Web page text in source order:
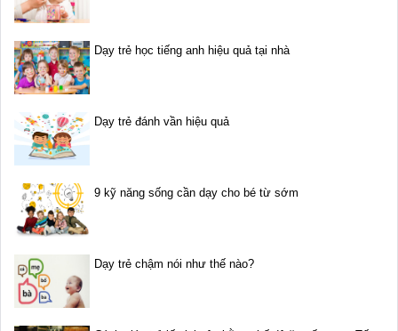
Dạy trẻ học tiếng anh hiệu quả tại nhà
Dạy trẻ đánh vần hiệu quả
9 kỹ năng sống cần dạy cho bé từ sớm
Dạy trẻ chậm nói như thế nào?